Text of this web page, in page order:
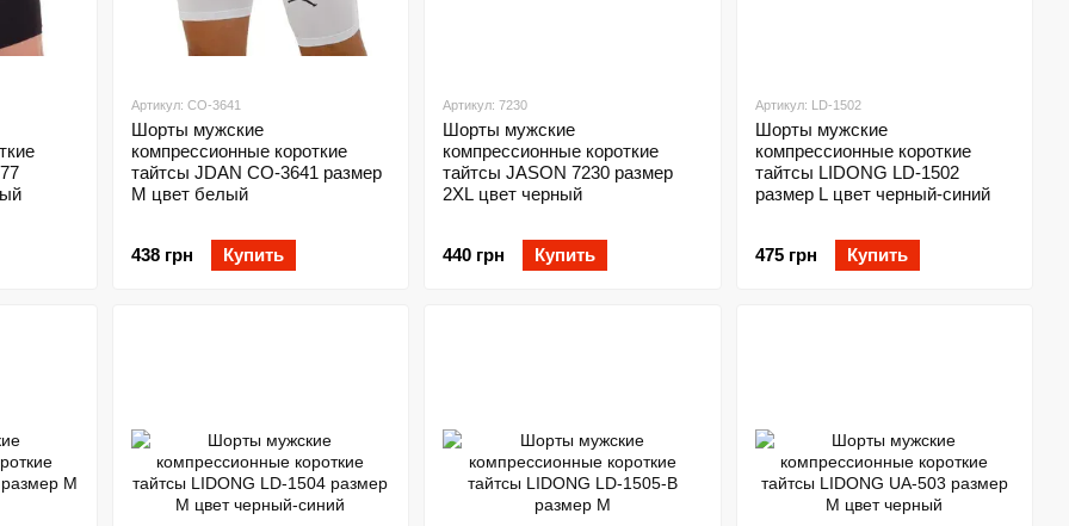
Артикул: CO-3641
Шорты мужские
компрессионные короткие
тайтсы JDAN CO-3641 размер
M цвет белый
438 грн Купить
Артикул: 7230
Шорты мужские
компрессионные короткие
тайтсы JASON 7230 размер
2XL цвет черный
440 грн Купить
Артикул: LD-1502
Шорты мужские
компрессионные короткие
тайтсы LIDONG LD-1502
размер L цвет черный-синий
475 грн Купить